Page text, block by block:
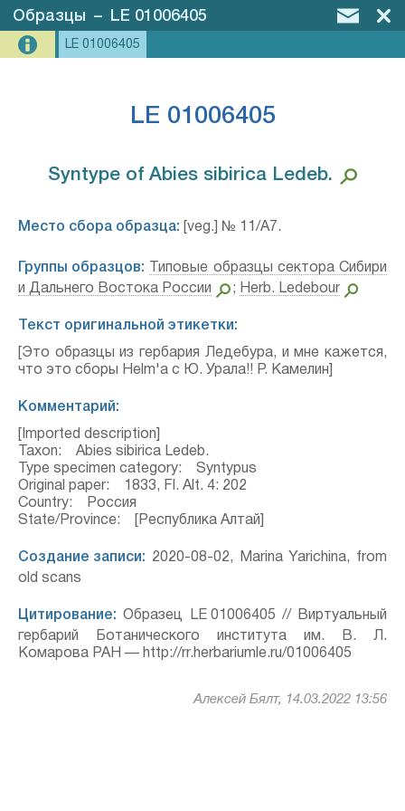
Образцы – LE 01006405
LE 01006405
LE 01006405
Syntype of Abies sibirica Ledeb.⁣
Место сбора образца: [veg.] № 11/A7.
Группы образцов:
Типовые образцы сектора Сибири
и Дальнего Востока России
; Herb. Ledebour
Текст оригинальной этикетки:
[Это образцы из гербария Ледебура, и мне кажется,
что это сборы Helm'a с Ю. Урала!! Р. Камелин]
Комментарий:
[Imported description]
Taxon: Abies sibirica Ledeb.
Type specimen category: Syntypus
Original paper: 1833, Fl. Alt. 4: 202
Country: Россия
State/Province: [Республика Алтай]
Создание записи: 2020-08-02, Marina Yarichina, from
old scans
Цитирование: Образец LE 01006405 // Виртуальный
гербарий Ботанического института им. В. Л.
Комарова РАН — http://rr.herbariumle.ru/01006405
Алексей Бялт, 14.03.2022 13:56